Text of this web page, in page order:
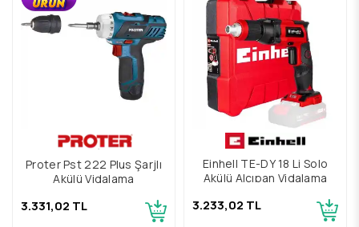
Proter Pst 222 Plus Şarjlı
Akülü Vidalama
3.331,02 TL
Einhell TE-DY 18 Li Solo
Akülü Alçıpan Vidalama
3.233,02 TL